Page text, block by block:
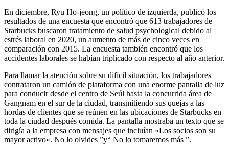
En diciembre, Ryu Ho-jeong, un político de izquierda, publicó los
resultados de una encuesta que encontró que 613 trabajadores de
Starbucks buscaron tratamiento de salud psychological debido al
estrés laboral en 2020, un aumento de más de cinco veces en
comparación con 2015. La encuesta también encontró que los
accidentes laborales se habían triplicado con respecto al año anterior.
Para llamar la atención sobre su difícil situación, los trabajadores
contrataron un camión de plataforma con una enorme pantalla de luz
para conducir desde el centro de Seúl hasta la concurrida área de
Gangnam en el sur de la ciudad, transmitiendo sus quejas a las
hordas de clientes que se reúnen en las ubicaciones de Starbucks en
toda la ciudad después comida. La pantalla mostraba un texto que se
dirigía a la empresa con mensajes que incluían «Los socios son su
mayor activo». No lo olvides ”y“ No lo tomaremos más ”.